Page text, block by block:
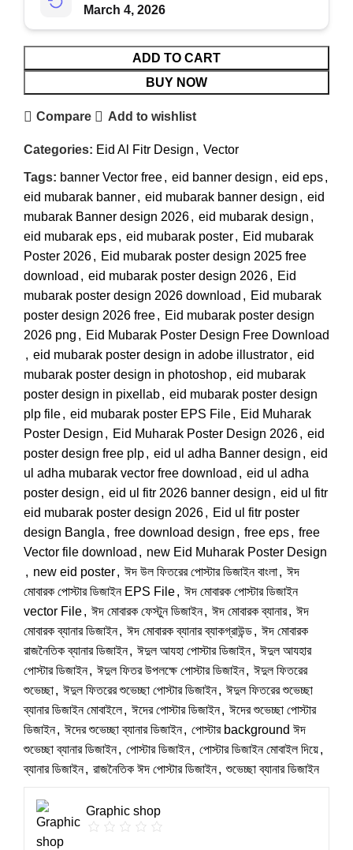
March 4, 2026
ADD TO CART
BUY NOW
Compare Add to wishlist
Categories: Eid Al Fitr Design , Vector
Tags: banner Vector free, eid banner design , eid eps,
eid mubarak banner, eid mubarak banner design , eid
mubarak Banner design 2026, eid mubarak design ,
eid mubarak eps, eid mubarak poster, Eid mubarak
Poster 2026, Eid mubarak poster design 2025 free
download , eid mubarak poster design 2026, Eid
mubarak poster design 2026 download , Eid mubarak
poster design 2026 free, Eid mubarak poster design
2026 png , Eid Mubarak Poster Design Free Download
, eid mubarak poster design in adobe illustrator, eid
mubarak poster design in photoshop, eid mubarak
poster design in pixellab, eid mubarak poster design
plp file, eid mubarak poster EPS File, Eid Muharak
Poster Design , Eid Muharak Poster Design 2026, eid
poster design free plp, eid ul adha Banner design , eid
ul adha mubarak vector free download , eid ul adha
poster design , eid ul fitr 2026 banner design , eid ul fitr
eid mubarak poster design 2026, Eid ul fitr poster
design Bangla , free download design , free eps, free
Vector file download , new Eid Muharak Poster Design
, new eid poster, ঈদ উল ফিতরের পোস্টার ডিজাইন বাংলা, ঈদ
মোবারক পোস্টার ডিজাইন EPS File, ঈদ মোবারক পোস্টার ডিজাইন
vector File, ঈদ মোবারক ফেস্টুন ডিজাইন, ঈদ মোবারক ব্যানার, ঈদ
মোবারক ব্যানার ডিজাইন, ঈদ মোবারক ব্যানার ব্যাকগ্রাউন্ড, ঈদ মোবারক
রাজনৈতিক ব্যানার ডিজাইন, ঈদুল আযহা পোস্টার ডিজাইন, ঈদুল আযহার
পোস্টার ডিজাইন, ঈদুল ফিতর উপলক্ষে পোস্টার ডিজাইন, ঈদুল ফিতরের
শুভেচ্ছা, ঈদুল ফিতরের শুভেচ্ছা পোস্টার ডিজাইন, ঈদুল ফিতরের শুভেচ্ছা
ব্যানার ডিজাইন মোবাইলে, ঈদের পোস্টার ডিজাইন, ঈদের শুভেচ্ছা পোস্টার
ডিজাইন, ঈদের শুভেচ্ছা ব্যানার ডিজাইন, পোস্টার background ঈদ
শুভেচ্ছা ব্যানার ডিজাইন, পোস্টার ডিজাইন, পোস্টার ডিজাইন মোবাইল দিয়ে,
ব্যানার ডিজাইন, রাজনৈতিক ঈদ পোস্টার ডিজাইন, শুভেচ্ছা ব্যানার ডিজাইন
Graphic shop